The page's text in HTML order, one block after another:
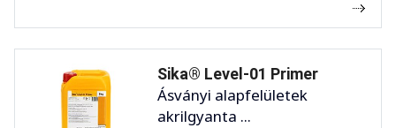
Sika® Level-01 Primer
Ásványi alapfelületek
akrilgyanta ...